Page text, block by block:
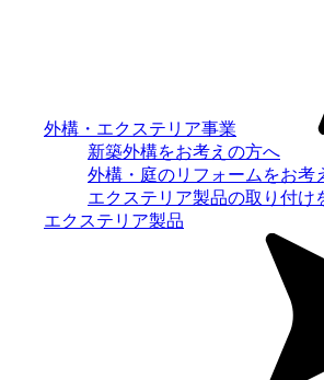
外構・エクステリア事業
新築外構をお考えの方へ
外構・庭のリフォームをお考
エクステリア製品の取り付け
エクステリア製品